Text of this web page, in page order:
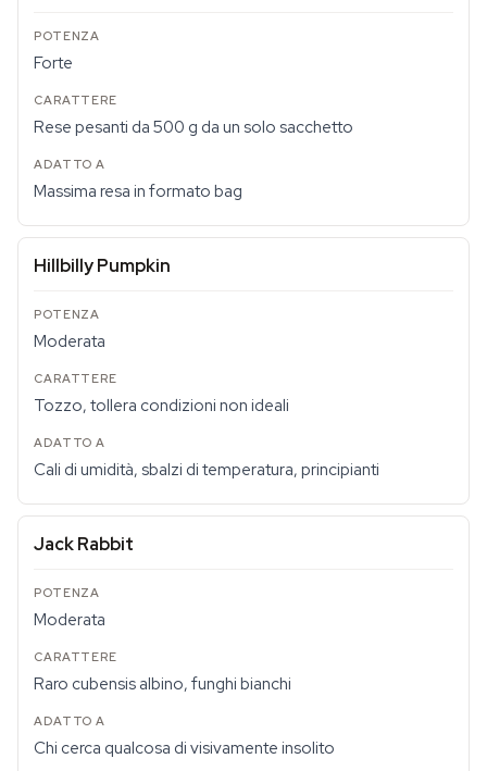
Forte
Rese pesanti da 500 g da un solo sacchetto
Massima resa in formato bag
Hillbilly Pumpkin
Moderata
Tozzo, tollera condizioni non ideali
Cali di umidità, sbalzi di temperatura, principianti
Jack Rabbit
Moderata
Raro cubensis albino, funghi bianchi
Chi cerca qualcosa di visivamente insolito